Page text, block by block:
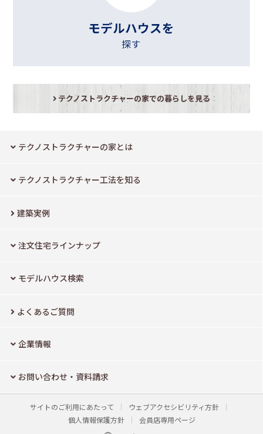
テクノストラクチャーの家での暮らしを見る
テクノストラクチャーの家とは
テクノストラクチャー工法を知る
建築実例
注文住宅ラインナップ
モデルハウス検索
よくあるご質問
企業情報
お問い合わせ・資料請求
サイトのご利用にあたって
ウェブアクセシビリティ方針
個人情報保護方針
会員店専用ページ